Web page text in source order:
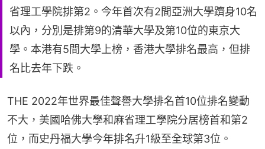
省理工學院排第2。今年首次有2間亞洲大學躋身10名
以內，分別是排第9的清華大學及第10位的東京大
學。本港有5間大學上榜，香港大學排名最高，但排
名比去年下跌。
THE 2022年世界最佳聲譽大學排名首10位排名變動
不大，美國哈佛大學和麻省理工學院分居榜首和第2
位，而史丹福大學今年排名升1級至全球第3位。